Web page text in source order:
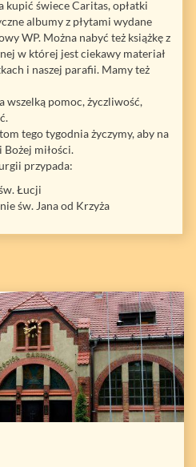
kupić świece Caritas, opłatki
albumy z płytami wydane
WP. Można nabyć też książkę z
w której jest ciekawy materiał
i naszej parafii. Mamy też
wszelką pomoc, życzliwość,
tego tygodnia życzymy, aby na
miłości.
przypada:
Łucji
św. Jana od Krzyża